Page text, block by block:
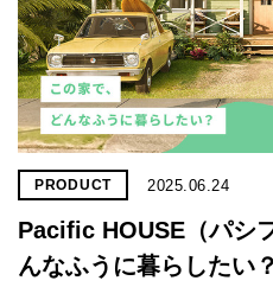
PRODUCT 2025.06.24
Pacific HOUSE（パシ
んなふうに暮らしたい